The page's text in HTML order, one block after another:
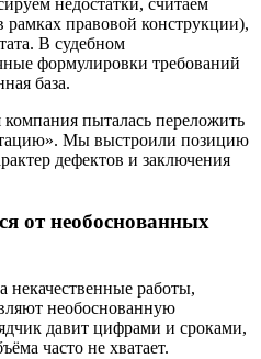
правовой конструкции),
В судебном
формулировки требований
база.
пыталась переложить
Мы выстроили позицию
дефектов и заключения
от необоснованных
некачественные работы,
необоснованную
давит цифрами и сроками,
часто не хватает.